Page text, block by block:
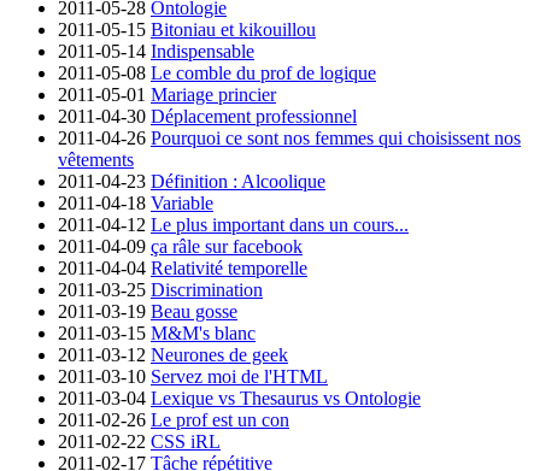
2011-05-28 Ontologie
2011-05-15 Bitoniau et kikouillou
2011-05-14 Indispensable
2011-05-08 Le comble du prof de logique
2011-05-01 Mariage princier
2011-04-30 Déplacement professionnel
2011-04-26 Pourquoi ce sont nos femmes qui choisissent nos
vêtements
2011-04-23 Définition : Alcoolique
2011-04-18 Variable
2011-04-12 Le plus important dans un cours...
2011-04-09 ça râle sur facebook
2011-04-04 Relativité temporelle
2011-03-25 Discrimination
2011-03-19 Beau gosse
2011-03-15 M&M's blanc
2011-03-12 Neurones de geek
2011-03-10 Servez moi de l'HTML
2011-03-04 Lexique vs Thesaurus vs Ontologie
2011-02-26 Le prof est un con
2011-02-22 CSS iRL
2011-02-17 Tâche répétitive